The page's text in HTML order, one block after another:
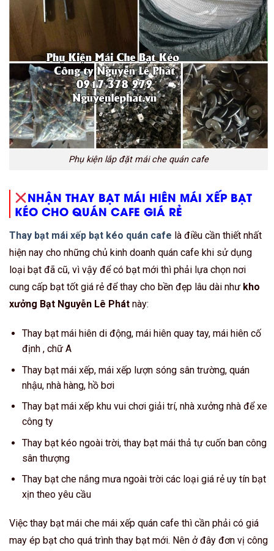
Phụ kiện lắp đặt mái che quán cafe
NHẬN THAY BẠT MÁI HIÊN MÁI XẾP BẠT
KÉO CHO QUÁN CAFE GIÁ RẺ
Thay bạt mái xếp bạt kéo quán cafe là điều cần thiết nhất
hiện nay cho những chủ kinh doanh quán cafe khi sử dụng
loại bạt đã cũ, vì vậy để có bạt mới thì phải lựa chọn nơi
cung cấp bạt tốt giá rẻ để thay cho bền đẹp lâu dài như kho
xưởng Bạt Nguyễn Lê Phát này:
Thay bạt mái hiên di động, mái hiên quay tay, mái hiên cố
định , chữ A
Thay bạt mái xếp, mái xếp lượn sóng sân trường, quán
nhậu, nhà hàng, hồ bơi
Thay bạt mái xếp khu vui chơi giải trí, nhà xưởng nhà để xe
công ty
Thay bạt kéo ngoài trời, thay bạt mái thả tự cuốn ban công
sân thượng
Thay bạt che nắng mưa ngoài trời các loại giá rẻ uy tín bạt
xịn theo yêu cầu
Việc thay bạt mái che mái xếp quán cafe thì cần phải có giá
may ép bạt cho quá trình thay bạt mới. Nên ở đây đơn vị công